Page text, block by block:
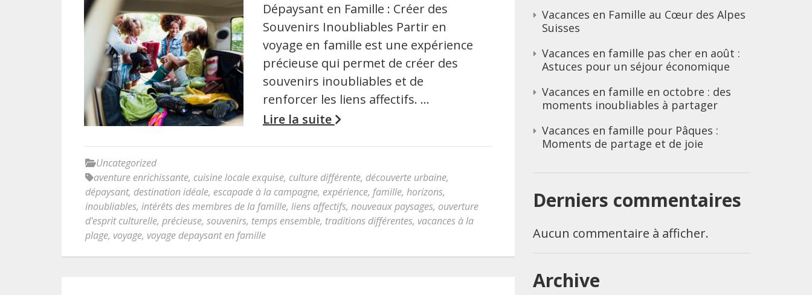
Dépaysant en Famille : Créer des
Souvenirs Inoubliables Partir en
voyage en famille est une expérience
précieuse qui permet de créer des
souvenirs inoubliables et de
renforcer les liens affectifs. …
Lire la suite
Uncategorized
aventure enrichissante, cuisine locale exquise, culture différente, découverte urbaine,
dépaysant, destination idéale, escapade à la campagne, expérience, famille, horizons,
inoubliables, intérêts des membres de la famille, liens affectifs, nouveaux paysages, ouverture
d'esprit culturelle, précieuse, souvenirs, temps ensemble, traditions différentes, vacances à la
plage, voyage, voyage depaysant en famille
Vacances en Famille au Cœur des Alpes
Suisses
Vacances en famille pas cher en août :
Astuces pour un séjour économique
Vacances en famille en octobre : des
moments inoubliables à partager
Vacances en famille pour Pâques :
Moments de partage et de joie
Derniers commentaires
Aucun commentaire à afficher.
Archive